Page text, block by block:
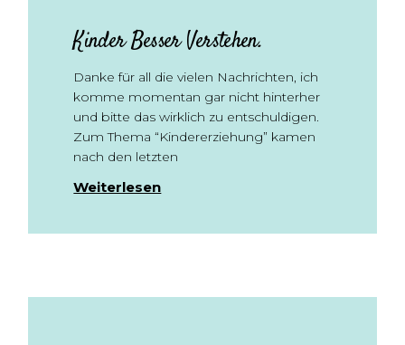
Kinder Besser Verstehen.
Danke für all die vielen Nachrichten, ich
komme momentan gar nicht hinterher
und bitte das wirklich zu entschuldigen.
Zum Thema “Kindererziehung” kamen
nach den letzten
Weiterlesen